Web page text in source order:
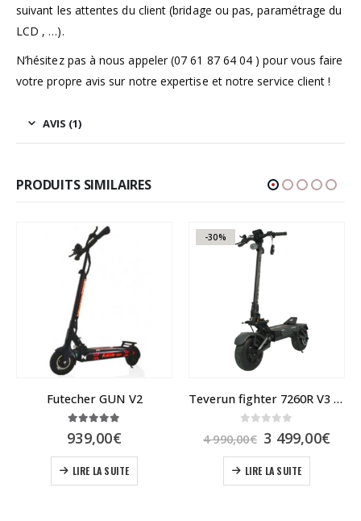
suivant les attentes du client (bridage ou pas, paramétrage du
LCD , …).
N’hésitez pas à nous appeler (07 61 87 64 04 ) pour vous faire
votre propre avis sur notre expertise et notre service client !
AVIS (1)
PRODUITS SIMILAIRES
-30%
Teverun fighter 7260R V3 Edition 2024
4 990,00€
prix
était :
Le
prix
actuel
est :
LIRE LA SUITE
1 790,00€ –
890,00
CHOIX DES OPTIONS